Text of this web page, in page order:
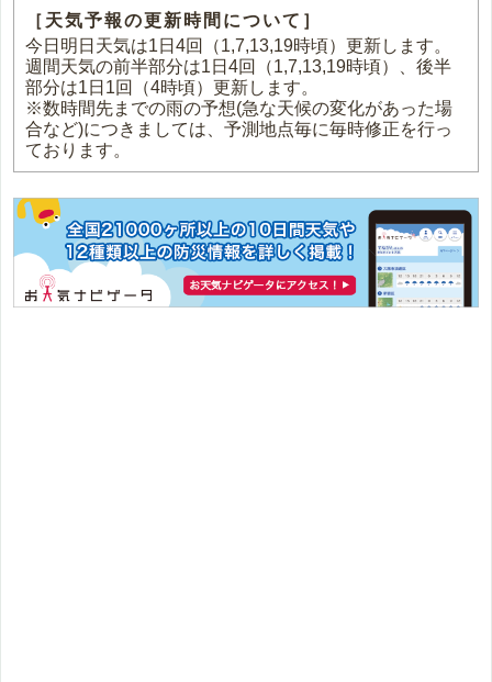
［天気予報の更新時間について］
今日明日天気は1日4回（1,7,13,19時頃）更新します。
週間天気の前半部分は1日4回（1,7,13,19時頃）、後半
部分は1日1回（4時頃）更新します。
※数時間先までの雨の予想(急な天候の変化があった場
合など)につきましては、予測地点毎に毎時修正を行っ
ております。